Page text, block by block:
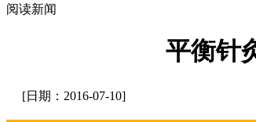
阅读新闻
平衡针
[日期：2016-07-10]